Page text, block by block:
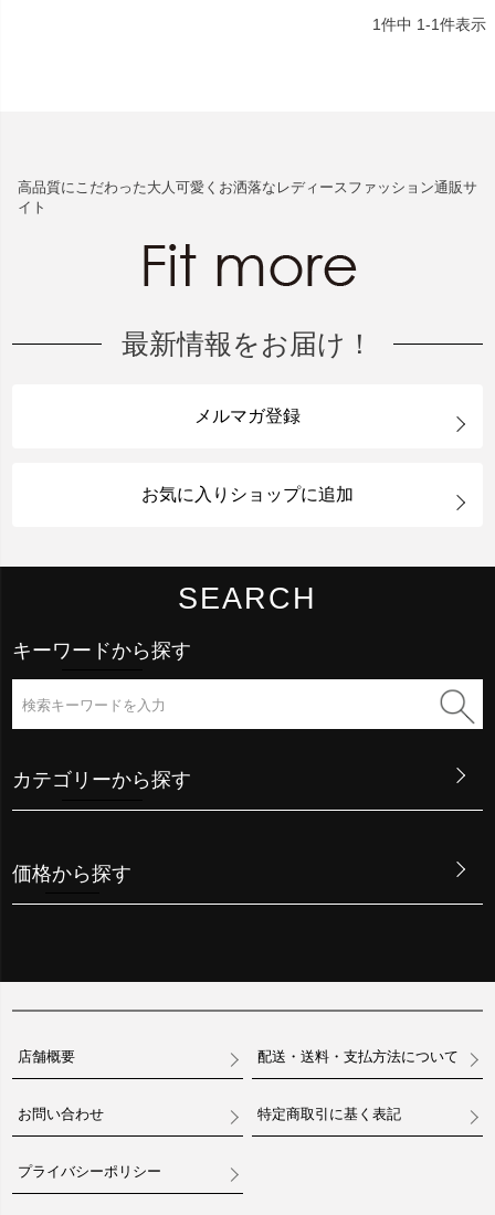
1件中 1-1件表示
高品質にこだわった大人可愛くお洒落なレディースファッション通販サ
イト
最新情報をお届け！
メルマガ登録
お気に入りショップに追加
SEARCH
キーワードから探す
カテゴリーから探す
価格から探す
店舗概要 配送・送料・支払方法について
お問い合わせ 特定商取引に基く表記
プライバシーポリシー